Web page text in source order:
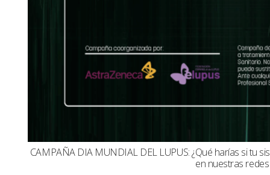
CAMPAÑA DIA MUNDIAL DEL LUPUS: ¿Qué harías si tu
en nuestras